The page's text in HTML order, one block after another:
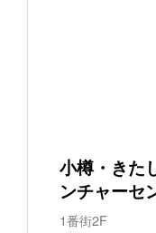
小樽・きた
ンチャーセ
1番街2F